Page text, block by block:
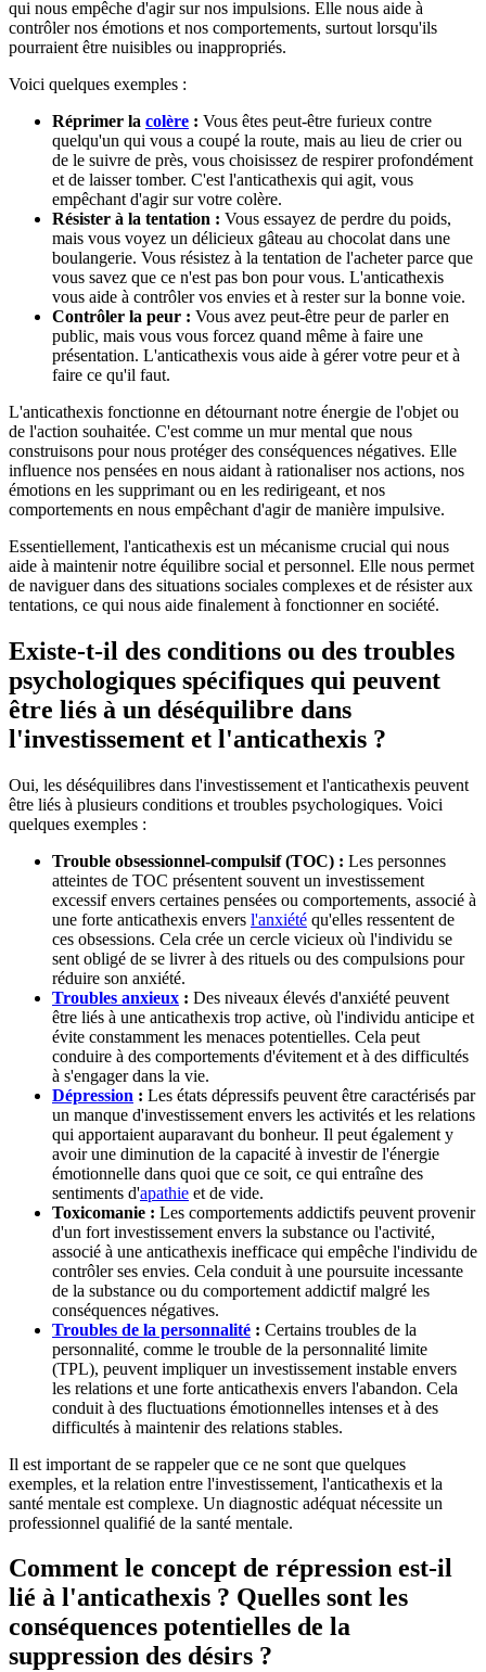
qui nous empêche d'agir sur nos impulsions. Elle nous aide à
contrôler nos émotions et nos comportements, surtout lorsqu'ils
pourraient être nuisibles ou inappropriés.
Voici quelques exemples :
Réprimer la colère : Vous êtes peut-être furieux contre
quelqu'un qui vous a coupé la route, mais au lieu de crier ou
de le suivre de près, vous choisissez de respirer profondément
et de laisser tomber. C'est l'anticathexis qui agit, vous
empêchant d'agir sur votre colère.
Résister à la tentation : Vous essayez de perdre du poids,
mais vous voyez un délicieux gâteau au chocolat dans une
boulangerie. Vous résistez à la tentation de l'acheter parce que
vous savez que ce n'est pas bon pour vous. L'anticathexis
vous aide à contrôler vos envies et à rester sur la bonne voie.
Contrôler la peur : Vous avez peut-être peur de parler en
public, mais vous vous forcez quand même à faire une
présentation. L'anticathexis vous aide à gérer votre peur et à
faire ce qu'il faut.
L'anticathexis fonctionne en détournant notre énergie de l'objet ou
de l'action souhaitée. C'est comme un mur mental que nous
construisons pour nous protéger des conséquences négatives. Elle
influence nos pensées en nous aidant à rationaliser nos actions, nos
émotions en les supprimant ou en les redirigeant, et nos
comportements en nous empêchant d'agir de manière impulsive.
Essentiellement, l'anticathexis est un mécanisme crucial qui nous
aide à maintenir notre équilibre social et personnel. Elle nous permet
de naviguer dans des situations sociales complexes et de résister aux
tentations, ce qui nous aide finalement à fonctionner en société.
Existe-t-il des conditions ou des troubles
psychologiques spécifiques qui peuvent
être liés à un déséquilibre dans
l'investissement et l'anticathexis ?
Oui, les déséquilibres dans l'investissement et l'anticathexis peuvent
être liés à plusieurs conditions et troubles psychologiques. Voici
quelques exemples :
Trouble obsessionnel-compulsif (TOC) : Les personnes
atteintes de TOC présentent souvent un investissement
excessif envers certaines pensées ou comportements, associé à
une forte anticathexis envers l'anxiété qu'elles ressentent de
ces obsessions. Cela crée un cercle vicieux où l'individu se
sent obligé de se livrer à des rituels ou des compulsions pour
réduire son anxiété.
Troubles anxieux : Des niveaux élevés d'anxiété peuvent
être liés à une anticathexis trop active, où l'individu anticipe et
évite constamment les menaces potentielles. Cela peut
conduire à des comportements d'évitement et à des difficultés
à s'engager dans la vie.
Dépression : Les états dépressifs peuvent être caractérisés par
un manque d'investissement envers les activités et les relations
qui apportaient auparavant du bonheur. Il peut également y
avoir une diminution de la capacité à investir de l'énergie
émotionnelle dans quoi que ce soit, ce qui entraîne des
sentiments d'apathie et de vide.
Toxicomanie : Les comportements addictifs peuvent provenir
d'un fort investissement envers la substance ou l'activité,
associé à une anticathexis inefficace qui empêche l'individu de
contrôler ses envies. Cela conduit à une poursuite incessante
de la substance ou du comportement addictif malgré les
conséquences négatives.
Troubles de la personnalité : Certains troubles de la
personnalité, comme le trouble de la personnalité limite
(TPL), peuvent impliquer un investissement instable envers
les relations et une forte anticathexis envers l'abandon. Cela
conduit à des fluctuations émotionnelles intenses et à des
difficultés à maintenir des relations stables.
Il est important de se rappeler que ce ne sont que quelques
exemples, et la relation entre l'investissement, l'anticathexis et la
santé mentale est complexe. Un diagnostic adéquat nécessite un
professionnel qualifié de la santé mentale.
Comment le concept de répression est-il
lié à l'anticathexis ? Quelles sont les
conséquences potentielles de la
suppression des désirs ?